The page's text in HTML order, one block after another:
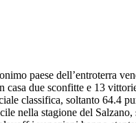
paese dell’entroterra
due sconfitte e 13
classifica, soltanto 64.4
nella stagione del